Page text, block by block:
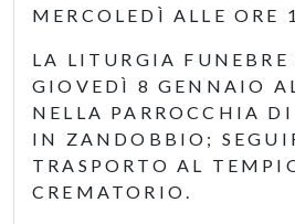
MERCOLEDÌ ALLE ORE
LA LITURGIA FUNEBRE
GIOVEDÌ 8 GENNAIO
NELLA PARROCCHIA
IN ZANDOBBIO;
TRASPORTO AL
CREMATORIO.